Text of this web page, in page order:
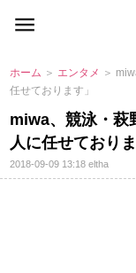
ホーム ＞ エンタメ ＞
任せております」
miwa、競泳・
人に任せておりま
2018-09-09 13:18eltha